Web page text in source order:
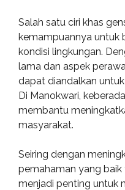
Salah satu ciri khas
kemampuannya untuk
kondisi lingkungan.
lama dan aspek
dapat diandalkan
Di Manokwari,
membantu
masyarakat.
Seiring dengan
pemahaman yang
menjadi penting untuk